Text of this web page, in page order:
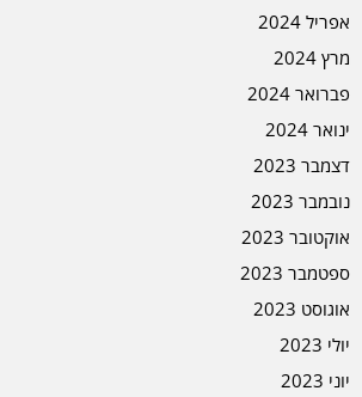
אפריל 2024
מרץ 2024
פברואר 2024
ינואר 2024
דצמבר 2023
נובמבר 2023
אוקטובר 2023
ספטמבר 2023
אוגוסט 2023
יולי 2023
יוני 2023